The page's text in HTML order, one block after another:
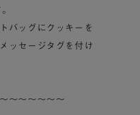
バッグにクッキーを
ッセージタグを付け
～～～～～～